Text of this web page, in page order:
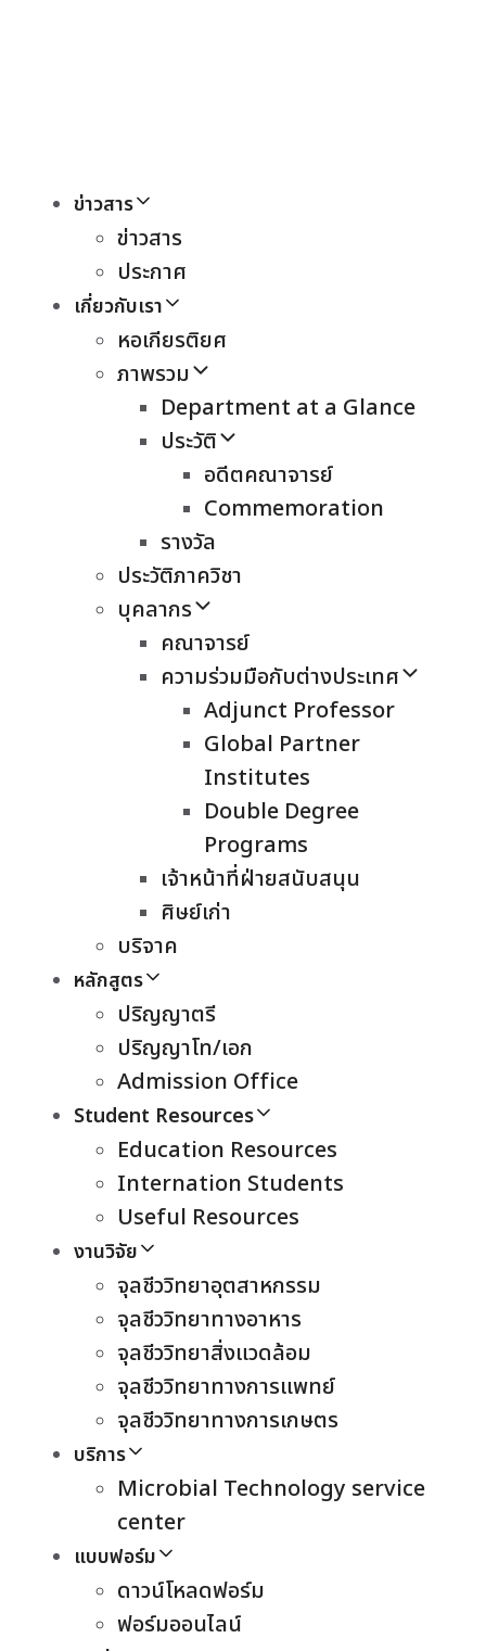
ข่าวสาร
ข่าวสาร
ประกาศ
เกี่ยวกับเรา
หอเกียรติยศ
ภาพรวม
Department at a Glance
ประวัติ
อดีตคณาจารย์
Commemoration
รางวัล
ประวัติภาควิชา
บุคลากร
คณาจารย์
ความร่วมมือกับต่างประเทศ
Adjunct Professor
Global Partner
Institutes
Double Degree
Programs
เจ้าหน้าที่ฝ่ายสนับสนุน
ศิษย์เก่า
บริจาค
หลักสูตร
ปริญญาตรี
ปริญญาโท/เอก
Admission Office
Student Resources
Education Resources
Internation Students
Useful Resources
งานวิจัย
จุลชีววิทยาอุตสาหกรรม
จุลชีววิทยาทางอาหาร
จุลชีววิทยาสิ่งแวดล้อม
จุลชีววิทยาทางการแพทย์
จุลชีววิทยาทางการเกษตร
บริการ
Microbial Technology service
center
แบบฟอร์ม
ดาวน์โหลดฟอร์ม
ฟอร์มออนไลน์